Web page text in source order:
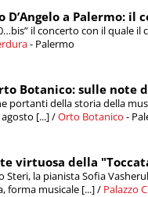
a Palermo: il
il concerto con il quale
- Palermo
Botanico: sulle note
portanti della storia della
[...] /Orto Botanico -
virtuosa della
Steri, la pianista Sofia
forma musicale [...] / Palazzo